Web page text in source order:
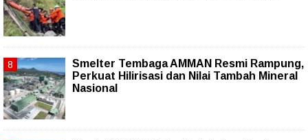
Smelter Tembaga AMMAN Resmi Rampung,
Perkuat Hilirisasi dan Nilai Tambah Mineral
Nasional